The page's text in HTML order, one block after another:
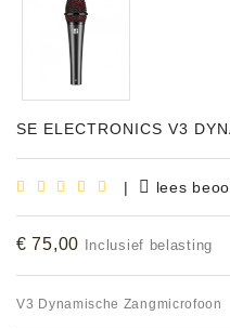
Versterking
Instrumenten
Shop
Bladmuziek
Accessoires
MODELLEN
SE ELECTRONICS V3
| lees
€ 75,00 Inclusief belasting
V3 Dynamische Zangmicrofoon